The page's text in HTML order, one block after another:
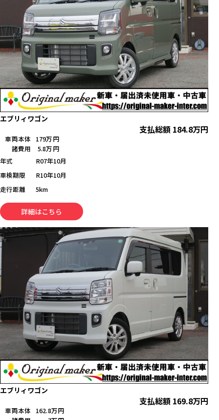
エブリィワゴン
支払総額 184.8万円
車両本体
179万円
諸費用
5.8万円
年式
R07年10月
車検期限
R10年10月
走行距離
5km
詳細はこちら
エブリィワゴン
支払総額 169.8万円
車両本体
162.8万円